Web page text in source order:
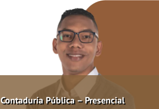
Contaduría Pública – Presencial